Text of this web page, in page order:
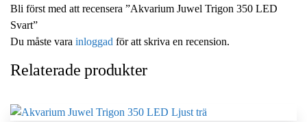
Bli först med att recensera ”Akvarium Juwel Trigon 350 LED
Svart”
Du måste vara inloggad för att skriva en recension.
Relaterade produkter